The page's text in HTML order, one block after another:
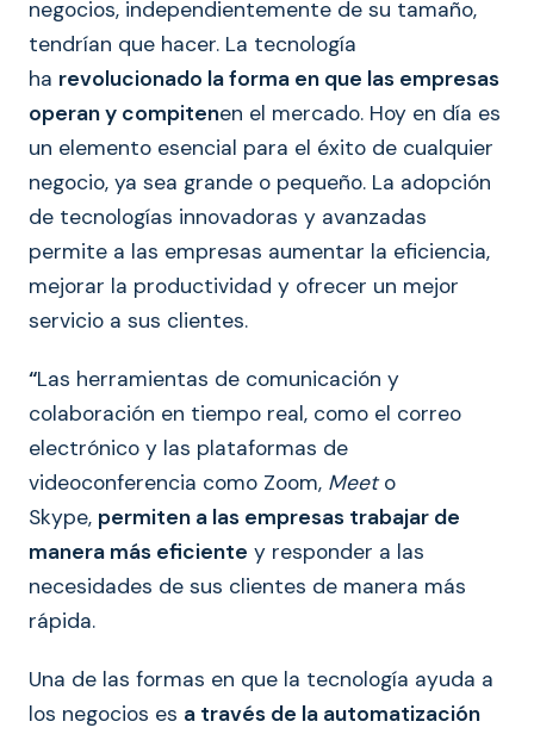
negocios, independientemente de su tamaño,
tendrían que hacer. La tecnología
ha revolucionado la forma en que las empresas
operan y compitenen el mercado. Hoy en día es
un elemento esencial para el éxito de cualquier
negocio, ya sea grande o pequeño. La adopción
de tecnologías innovadoras y avanzadas
permite a las empresas aumentar la eficiencia,
mejorar la productividad y ofrecer un mejor
servicio a sus clientes.
“Las herramientas de comunicación y
colaboración en tiempo real, como el correo
electrónico y las plataformas de
videoconferencia como Zoom, Meeto
Skype, permiten a las empresas trabajar de
manera más eficiente y responder a las
necesidades de sus clientes de manera más
rápida.
Una de las formas en que la tecnología ayuda a
los negocios es a través de la automatización